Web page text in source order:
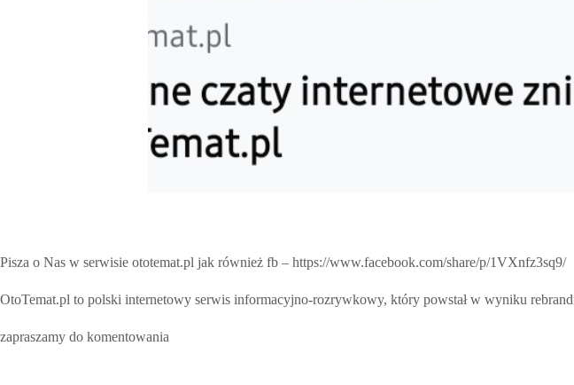
Pisza o Nas w serwisie ototemat.pl jak również fb – https://www.facebook.com/share/p/1VXnfz3sq9/
OtoTemat.pl to polski internetowy serwis informacyjno-rozrywkowy, który powstał w wyniku
zapraszamy do komentowania